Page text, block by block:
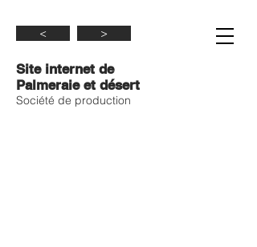
< >
Site internet de
Palmeraie et désert
Société de production